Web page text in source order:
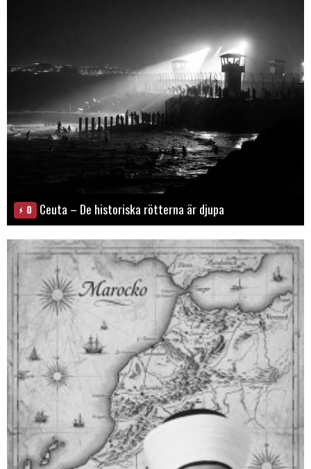
0 Ceuta – De historiska rötterna är djupa